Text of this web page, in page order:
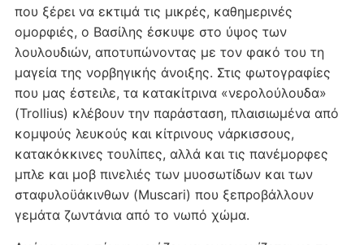
που ξέρει να εκτιμά τις μικρές, καθημερινές
ομορφιές, ο Βασίλης έσκυψε στο ύψος των
λουλουδιών, αποτυπώνοντας με τον φακό του τη
μαγεία της νορβηγικής άνοιξης. Στις φωτογραφίες
που μας έστειλε, τα κατακίτρινα «νερολούλουδα»
(Trollius) κλέβουν την παράσταση, πλαισιωμένα από
κομψούς λευκούς και κίτρινους νάρκισσους,
κατακόκκινες τουλίπες, αλλά και τις πανέμορφες
μπλε και μοβ πινελιές των μυοσωτίδων και των
σταφυλοϋάκινθων (Muscari) που ξεπροβάλλουν
γεμάτα ζωντάνια από το νωπό χώμα.